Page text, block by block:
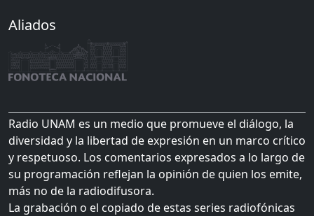
Aliados
Radio UNAM es un medio que promueve el diálogo, la
diversidad y la libertad de expresión en un marco crítico
y respetuoso. Los comentarios expresados a lo largo de
su programación reflejan la opinión de quien los emite,
más no de la radiodifusora.
La grabación o el copiado de estas series radiofónicas